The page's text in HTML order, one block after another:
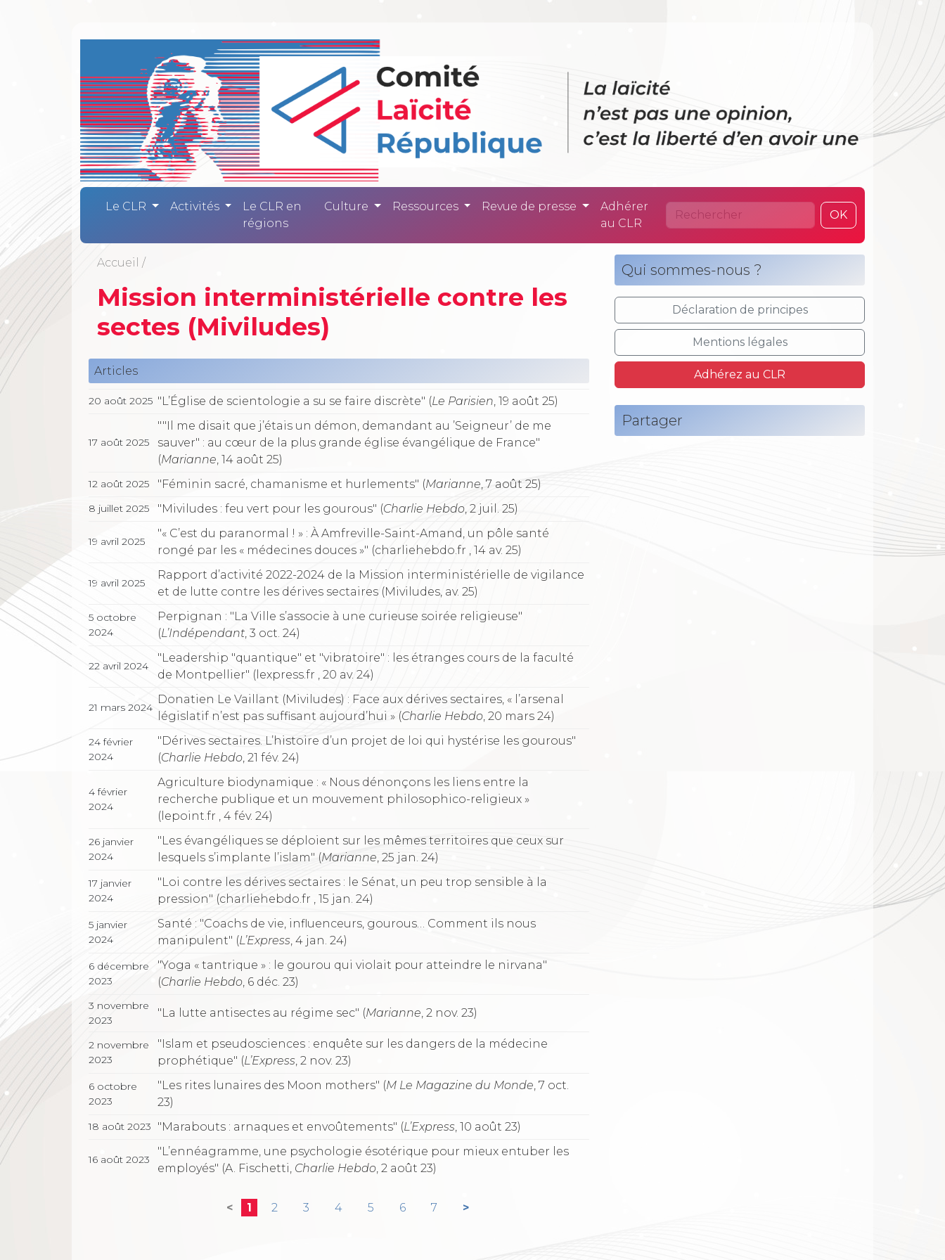
Comité Laïcité République - La laïcité
Le CLR Activités
Le CLR en
régions
Culture Ressources Revue de presse
Adhérer
au CLR
OK
Accueil /
Mission interministérielle contre les
sectes (Miviludes)
Articles
20 août 2025 "L’Église de scientologie a su se faire discrète" (Le Parisien, 19 août 25)
17 août 2025
""Il me disait que j’étais un démon, demandant au ’Seigneur’ de me
sauver" : au cœur de la plus grande église évangélique de France"
(Marianne, 14 août 25)
12 août 2025 "Féminin sacré, chamanisme et hurlements" (Marianne, 7 août 25)
8 juillet 2025 "Miviludes : feu vert pour les gourous" (Charlie Hebdo, 2 juil. 25)
19 avril 2025
"« C’est du paranormal ! » : À Amfreville-Saint-Amand, un pôle santé
rongé par les « médecines douces »" (charliehebdo.fr , 14 av. 25)
19 avril 2025
Rapport d’activité 2022-2024 de la Mission interministérielle de vigilance
et de lutte contre les dérives sectaires (Miviludes, av. 25)
5 octobre
2024
Perpignan : "La Ville s’associe à une curieuse soirée religieuse"
(L’Indépendant, 3 oct. 24)
22 avril 2024
"Leadership "quantique" et "vibratoire" : les étranges cours de la faculté
de Montpellier" (lexpress.fr , 20 av. 24)
21 mars 2024
Donatien Le Vaillant (Miviludes) : Face aux dérives sectaires, « l’arsenal
législatif n’est pas suffisant aujourd’hui » (Charlie Hebdo, 20 mars 24)
24 février
2024
"Dérives sectaires. L’histoire d’un projet de loi qui hystérise les gourous"
(Charlie Hebdo, 21 fév. 24)
4 février
2024
Agriculture biodynamique : « Nous dénonçons les liens entre la
recherche publique et un mouvement philosophico-religieux »
(lepoint.fr , 4 fév. 24)
26 janvier
2024
"Les évangéliques se déploient sur les mêmes territoires que ceux sur
lesquels s’implante l’islam" (Marianne, 25 jan. 24)
17 janvier
2024
"Loi contre les dérives sectaires : le Sénat, un peu trop sensible à la
pression" (charliehebdo.fr , 15 jan. 24)
5 janvier
2024
Santé : "Coachs de vie, influenceurs, gourous… Comment ils nous
manipulent" (L’Express, 4 jan. 24)
6 décembre
2023
"Yoga « tantrique » : le gourou qui violait pour atteindre le nirvana"
(Charlie Hebdo, 6 déc. 23)
3 novembre
2023
"La lutte antisectes au régime sec" (Marianne, 2 nov. 23)
2 novembre
2023
"Islam et pseudosciences : enquête sur les dangers de la médecine
prophétique" (L’Express, 2 nov. 23)
6 octobre
2023
"Les rites lunaires des Moon mothers" (M Le Magazine du Monde, 7 oct.
23)
18 août 2023 "Marabouts : arnaques et envoûtements" (L’Express, 10 août 23)
16 août 2023
"L’ennéagramme, une psychologie ésotérique pour mieux entuber les
employés" (A. Fischetti, Charlie Hebdo, 2 août 23)
< 1 2 3 4 5 6 7 >
Qui sommes-nous ?
Déclaration de principes
Mentions légales
Adhérez au CLR
Partager